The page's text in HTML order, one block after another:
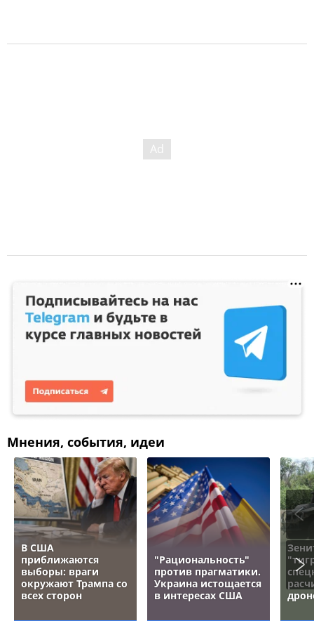
Мнения, события, идеи
В США
приближаются
выборы: враги
окружают Трампа со
всех сторон
"Рациональность"
против прагматики.
Украина истощается
в интересах США